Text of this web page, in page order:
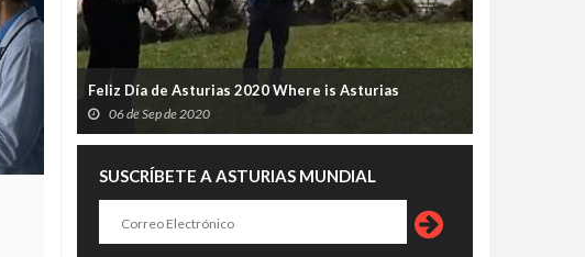
Feliz Día de Asturias 2020 Where is Asturias
06 de Sep de 2020
SUSCRÍBETE A ASTURIAS MUNDIAL